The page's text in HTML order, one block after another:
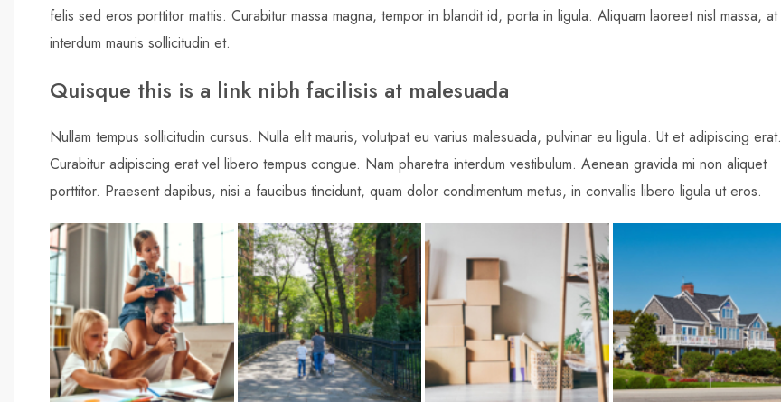
felis sed eros porttitor mattis. Curabitur massa magna, tempor in blandit id, porta in ligula. Aliquam laoreet nisl massa, at
interdum mauris sollicitudin et.
Quisque this is a link nibh facilisis at malesuada
Nullam tempus sollicitudin cursus. Nulla elit mauris, volutpat eu varius malesuada, pulvinar eu ligula. Ut et adipiscing erat.
Curabitur adipiscing erat vel libero tempus congue. Nam pharetra interdum vestibulum. Aenean gravida mi non aliquet
porttitor. Praesent dapibus, nisi a faucibus tincidunt, quam dolor condimentum metus, in convallis libero ligula ut eros.